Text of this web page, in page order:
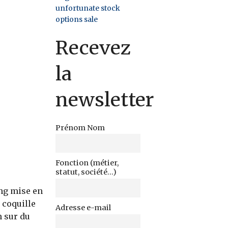
mise en
coquille
sur du
unfortunate stock
options sale
Recevez
la
newsletter
Prénom Nom
Fonction (métier,
statut, société...)
Adresse e-mail